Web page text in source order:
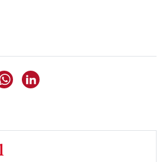
X op Bluesky
dit item op Facebook
via WhatsApp